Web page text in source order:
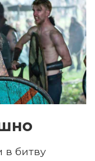
в битву